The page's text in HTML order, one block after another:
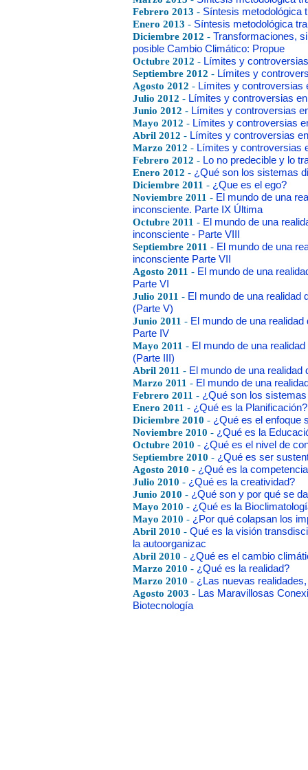
Febrero 2013 - Síntesis metodológica
Enero 2013 - Síntesis metodológica
Diciembre 2012 - Transformaciones,
posible Cambio Climático: Propue
Octubre 2012 - Límites y
Septiembre 2012 - Límites y
Agosto 2012 - Límites y controversias
Julio 2012 - Límites y controversias
Junio 2012 - Límites y controversias
Mayo 2012 - Límites y controversias
Abril 2012 - Límites y controversias
Marzo 2012 - Límites y controversias
Febrero 2012 - Lo no predecible y lo
Enero 2012 - ¿Qué son los sistemas
Diciembre 2011 - ¿Que es el ego?
Noviembre 2011 - El mundo de una
inconsciente. Parte IX Última
Octubre 2011 - El mundo de una
inconsciente - Parte VIII
Septiembre 2011 - El mundo de una
inconsciente Parte VII
Agosto 2011 - El mundo de una
Parte VI
Julio 2011 - El mundo de una realidad
(Parte V)
Junio 2011 - El mundo de una
Parte IV
Mayo 2011 - El mundo de una
(Parte III)
Abril 2011 - El mundo de una
Marzo 2011 - El mundo de una
Febrero 2011 - ¿Qué son los
Enero 2011 - ¿Qué es la Planificación?
Diciembre 2010 - ¿Qué es el enfoque
Noviembre 2010 - ¿Qué es la
Octubre 2010 - ¿Qué es el nivel de
Septiembre 2010 - ¿Qué es ser
Agosto 2010 - ¿Qué es la
Julio 2010 - ¿Qué es la creatividad?
Junio 2010 - ¿Qué son y por qué se
Mayo 2010 - ¿Qué es la
Mayo 2010 - ¿Por qué colapsan los
Abril 2010 - Qué es la visión
la autoorganizac
Abril 2010 - ¿Qué es el cambio
Marzo 2010 - ¿Qué es la realidad?
Marzo 2010 - ¿Las nuevas
Agosto 2003 - Las Maravillosas
Biotecnología